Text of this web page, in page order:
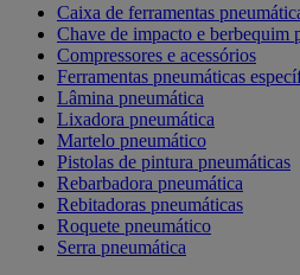
Caixa de ferramentas
Chave de impacto e berbequim
Compressores e acessórios
Ferramentas pneumáticas
Lâmina pneumática
Lixadora pneumática
Martelo pneumático
Pistolas de pintura pneumáticas
Rebarbadora pneumática
Rebitadoras pneumáticas
Roquete pneumático
Serra pneumática